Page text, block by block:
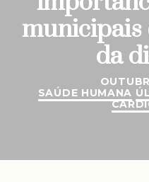
municipais
da
SAÚDE HUMANA